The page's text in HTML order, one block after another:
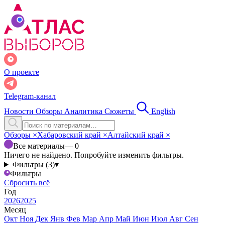
О проекте
Telegram-канал
Новости Обзоры Аналитика Сюжеты English
Обзоры ×Хабаровский край ×Алтайский край ×
Все материалы— 0
Ничего не найдено. Попробуйте изменить фильтры.
Фильтры (3)▾
Фильтры
Сбросить всё
Год
20262025
Месяц
Окт Ноя Дек Янв Фев Мар Апр Май Июн Июл Авг Сен